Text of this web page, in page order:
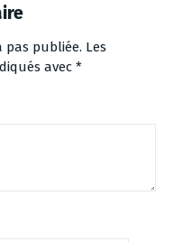
pas publiée. Les
avec *